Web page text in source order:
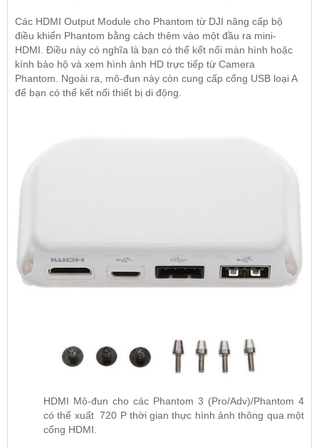
Các HDMI Output Module cho Phantom từ DJI nâng cấp bộ
điều khiển Phantom bằng cách thêm vào một đầu ra mini-
HDMI. Điều này có nghĩa là bạn có thể kết nối màn hình hoặc
kính bảo hộ và xem hình ảnh HD trực tiếp từ Camera
Phantom. Ngoài ra, mô-đun này còn cung cấp cổng USB loại A
để bạn có thể kết nối thiết bị di động.
HDMI Mô-đun cho các Phantom 3 (Pro/Adv)/Phantom 4
có thể xuất 720 P thời gian thực hình ảnh thông qua một
cổng HDMI.